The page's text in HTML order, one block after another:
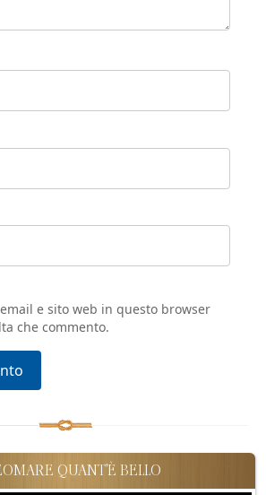
e sito web in questo browser
che commento.
QUANT'È BELLO